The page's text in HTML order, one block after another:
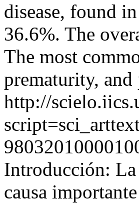
disease, found
36.6%. The
The most
prematurity,
http://
Introducción:
causa